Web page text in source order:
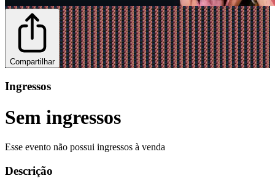
Compartilhar
Ingressos
Sem ingressos
Esse evento não possui ingressos à venda
Descrição